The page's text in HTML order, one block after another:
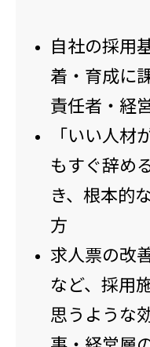
自社の採用
着・育成に
責任者・経
「いい人材
もすぐ辞め
き、根本的
方
求人票の改
など、採用
思うような